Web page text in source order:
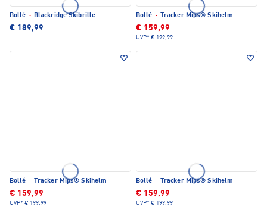
Bollé · Blackridge Skibrille
€ 189,99
Bollé · Tracker Mips® Skihelm
€ 159,99
UVP* € 199,99
Bollé · Tracker Mips® Skihelm
€ 159,99
UVP* € 199,99
Bollé · Tracker Mips® Skihelm
€ 159,99
UVP* € 199,99